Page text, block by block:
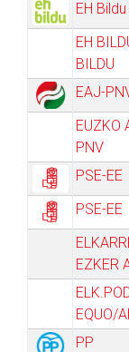
EH Bildu
EH
BILDU
EAJ-
EUZKO
PNV
PSE-EE
PSE-EE
EZKER
EQUO/
PP